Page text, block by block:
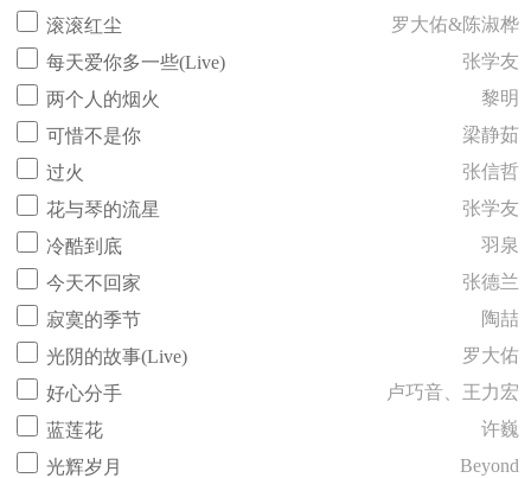
滚滚红尘
罗大佑&陈淑桦
每天爱你多一些(Live)
张学友
两个人的烟火
黎明
可惜不是你
梁静茹
过火
张信哲
花与琴的流星
张学友
冷酷到底
羽泉
今天不回家
张德兰
寂寞的季节
陶喆
光阴的故事(Live)
罗大佑
好心分手
卢巧音、王力宏
蓝莲花
许巍
光辉岁月
Beyond